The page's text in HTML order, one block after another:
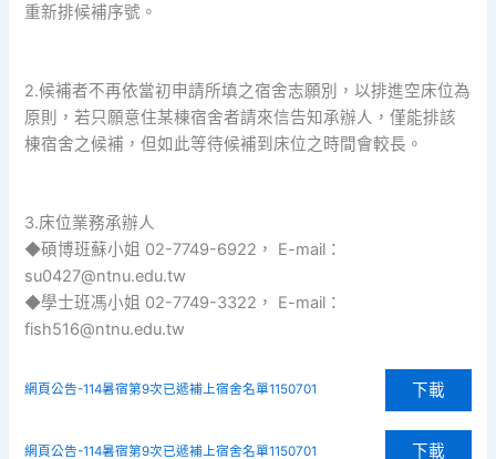
重新排候補序號。
2.候補者不再依當初申請所填之宿舍志願別，以排進空床位為
原則，若只願意住某棟宿舍者請來信告知承辦人，僅能排該
棟宿舍之候補，但如此等待候補到床位之時間會較長。
3.床位業務承辦人
◆碩博班蘇小姐 02-7749-6922， E-mail：
su0427@ntnu.edu.tw
◆學士班馮小姐 02-7749-3322， E-mail：
fish516@ntnu.edu.tw
網頁公告-114暑宿第9次已遞補上宿舍名單1150701 下載
網頁公告-114暑宿第9次已遞補上宿舍名單1150701 下載